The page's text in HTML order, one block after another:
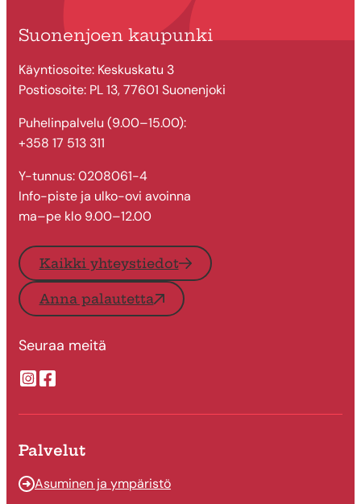
Suonenjoen kaupunki
Käyntiosoite: Keskuskatu 3
Postiosoite: PL 13, 77601 Suonenjoki
Puhelinpalvelu (9.00–15.00):
+358 17 513 311
Y-tunnus: 0208061-4
Info-piste ja ulko-ovi avoinna
ma–pe klo 9.00–12.00
Kaikki yhteystiedot
Anna palautetta
Seuraa meitä
Suonenjoen kaupungin Instragram
Suonenjoen kaupungin Facebook
Palvelut
Asuminen ja ympäristö